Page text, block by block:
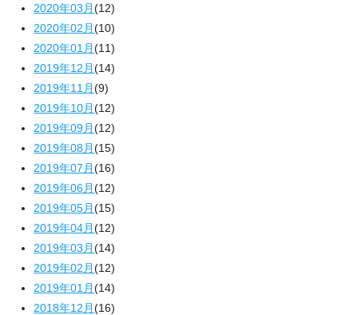
2020年03月(12)
2020年02月(10)
2020年01月(11)
2019年12月(14)
2019年11月(9)
2019年10月(12)
2019年09月(12)
2019年08月(15)
2019年07月(16)
2019年06月(12)
2019年05月(15)
2019年04月(12)
2019年03月(14)
2019年02月(12)
2019年01月(14)
2018年12月(16)